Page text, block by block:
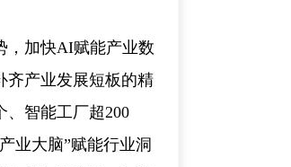
，加快AI赋能产业数
齐产业发展短板的精
、智能工厂超200
业大脑”赋能行业洞